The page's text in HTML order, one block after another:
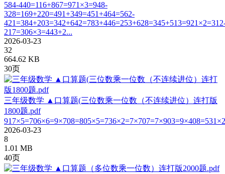
584-440=116+867=971×3=948-
328=169+220=491+349=451+464=562-
217=306×3=443+2...
2026-03-23
32
664.62 KB
30页
三年级数学 ▲口算题(三位数乘一位数（不连续进位）连打版
1800题.pdf
2026-03-23
8
1.01 MB
40页